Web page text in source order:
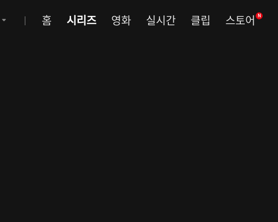
홈 시리즈 영화 실시간 클립 스토어 N